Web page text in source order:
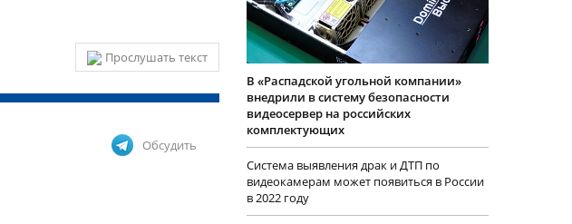
Прослушать текст
Обсудить
В «Распадской угольной компании»
внедрили в систему безопасности
видеосервер на российских
комплектующих
Система выявления драк и ДТП по
видеокамерам может появиться в России
в 2022 году